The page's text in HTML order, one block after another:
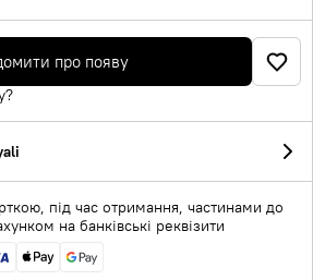
про появу
під час отримання, частинами до
на банківські реквізити